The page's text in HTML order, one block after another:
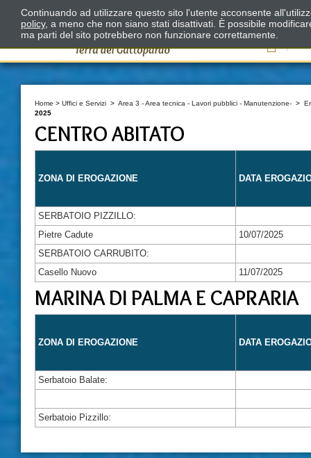
Il
Home > Uffici e Servizi > Area 3 - Area tecnica - Lavori pubblici - Manutenzione- >
2025
CENTRO ABITATO
ZONA DI EROGAZIONE DATA
SERBATOIO PIZZILLO:
Pietre Cadute
10/07/2025
SERBATOIO CARRUBITO:
Casello Nuovo
11/07/2025
MARINA DI PALMA E CAPRARIA
ZONA DI EROGAZIONE DATA
Serbatoio Balate:
Serbatoio Pizzillo:
Continuando ad utilizzare questo sito l'utente acconsente
policy, a meno che non siano stati disattivati. È possibile
ma parti del sito potrebbero non funzionare correttamente.